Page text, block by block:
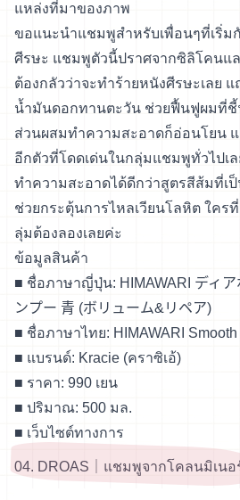
แหล่งที่มาของภาพ
ขอแนะนำแชมพูสำหรับเพื่อนๆที่เริ่ม
ศีรษะ แชมพูตัวนี้ปราศจากซิลิโคนแล
ต้องกลัวว่าจะทำร้ายหนังศีรษะเลย
น้ำมันดอกทานตะวัน ช่วยฟื้นฟูผมที่ชี้
ส่วนผสมทำความสะอาดก็อ่อนโยน แ
อีกตัวที่โดดเด่นในกลุ่มแชมพูทั่วไปเ
ทำความสะอาดได้ดีกว่าสูตรสีส้มที่เ
ช่วยกระตุ้นการไหลเวียนโลหิต ใคร
ลุ่มต้องลองเลยค่ะ
ข้อมูลสินค้า
■ ชื่อภาษาญี่ปุ่น: HIMAWARI ディア
ンプー 青 (ボリューム&リペア)
■ ชื่อภาษาไทย: HIMAWARI
■ แบรนด์: Kracie (คราซิเอ้)
■ ราคา: 990 เยน
■ ปริมาณ: 500 มล.
■ เว็บไซต์ทางการ
04. DROAS｜แชมพูจากโคลนมิเนอ